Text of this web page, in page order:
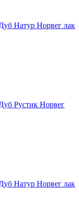
Натур Норвег лак
Рустик Норвег
Натур Норвег лак